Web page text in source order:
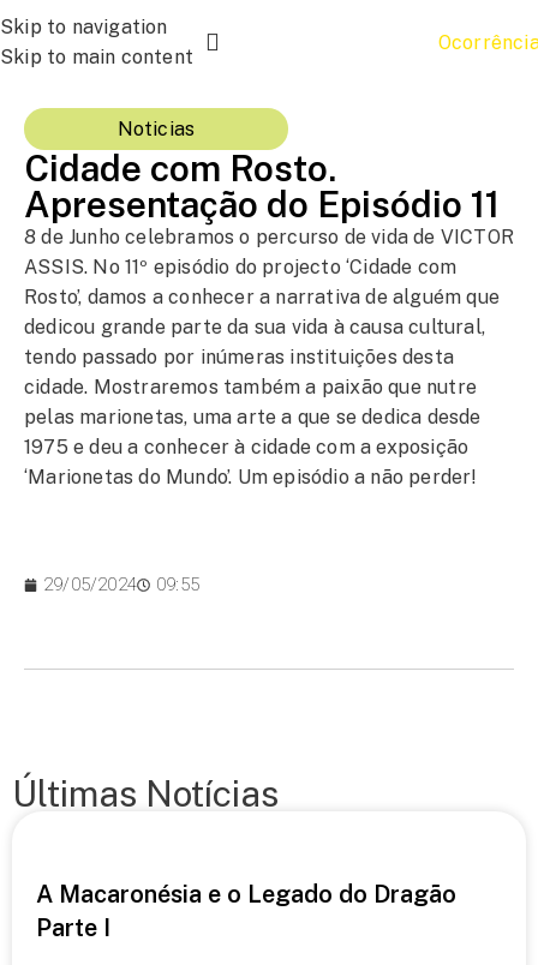
Skip to navigation
Skip to main content
Noticias
Cidade com Rosto.
Apresentação do Episódio 11
8 de Junho celebramos o percurso de vida de VICTOR
ASSIS. No 11º episódio do projecto ‘Cidade com
Rosto’, damos a conhecer a narrativa de alguém que
dedicou grande parte da sua vida à causa cultural,
tendo passado por inúmeras instituições desta
cidade. Mostraremos também a paixão que nutre
pelas marionetas, uma arte a que se dedica desde
1975 e deu a conhecer à cidade com a exposição
‘Marionetas do Mundo’. Um episódio a não perder!
29/05/2024 09:55
Últimas Notícias
A Macaronésia e o Legado do Dragão
Parte I